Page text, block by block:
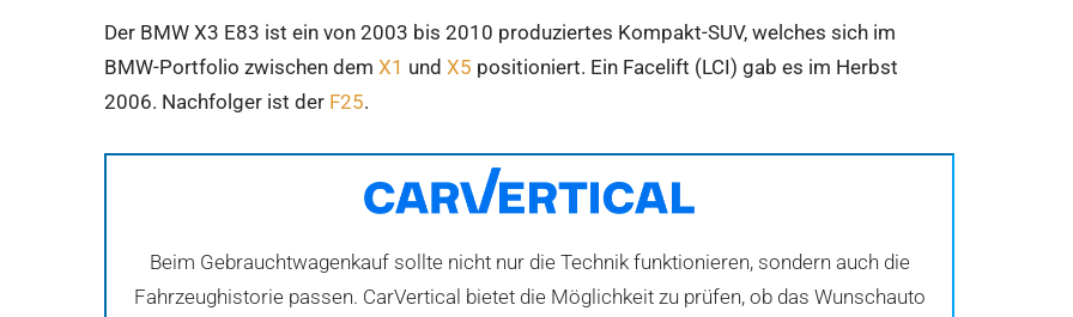
Der BMW X3 E83 ist ein von 2003 bis 2010 produziertes Kompakt-SUV, welches sich im
BMW-Portfolio zwischen dem X1 und X5 positioniert. Ein Facelift (LCI) gab es im Herbst
2006. Nachfolger ist der F25.
Beim Gebrauchtwagenkauf sollte nicht nur die Technik funktionieren, sondern auch die
Fahrzeughistorie passen. CarVertical bietet die Möglichkeit zu prüfen, ob das Wunschauto